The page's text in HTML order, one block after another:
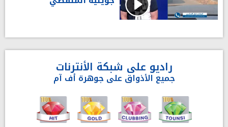
راديو على شبكة الأنترنات
جميع الأذواق على جوهرة أف آم